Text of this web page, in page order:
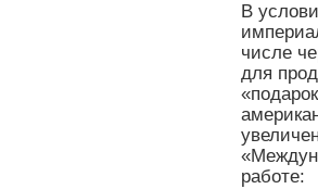
В
числе
для
работе: